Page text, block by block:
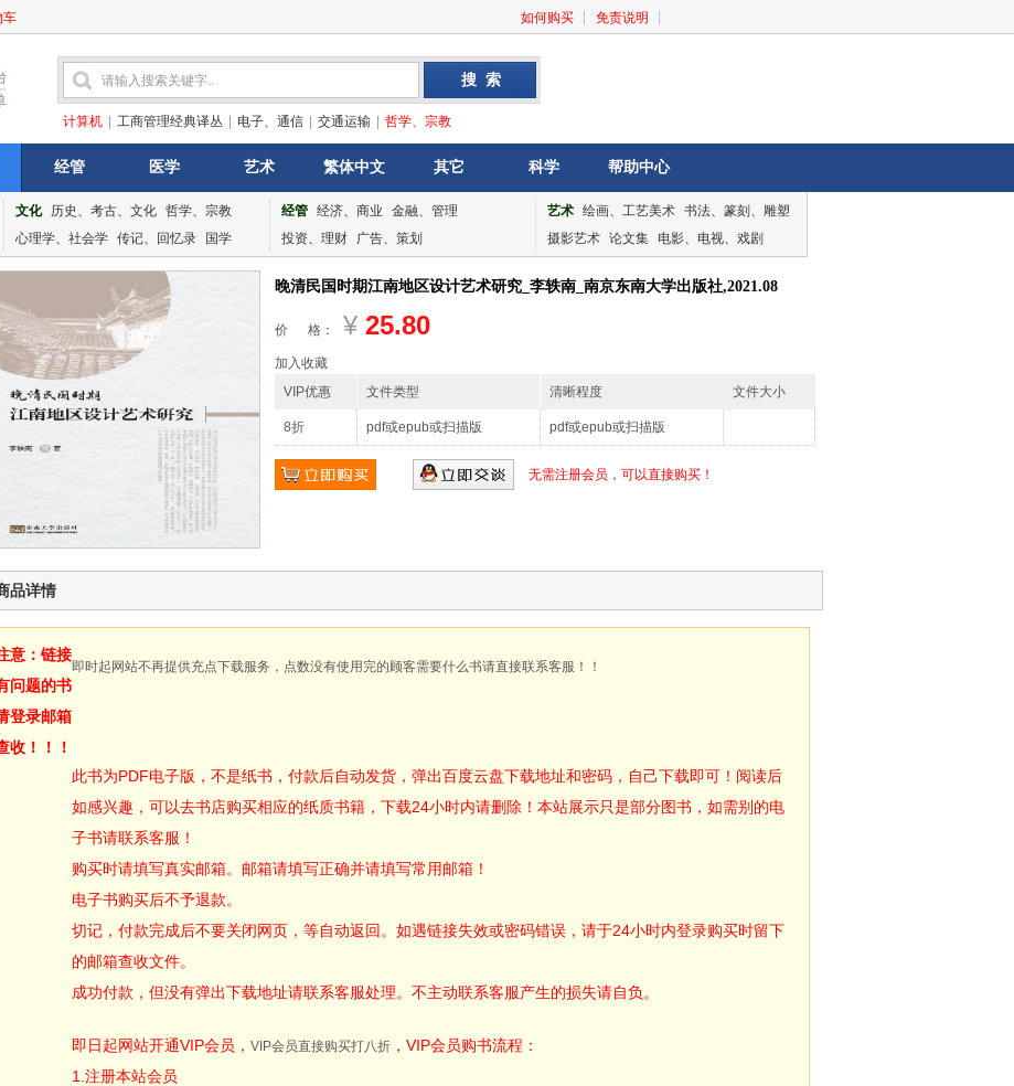
车 如何购买 免责说明
计算机 工商管理经典译丛 电子、通信 交通运输 哲学、宗教
经管 医学 艺术 繁体中文 其它 科学 帮助中心
文化 历史、考古、文化 哲学、宗教
心理学、社会学 传记、回忆录 国学
经管 经济、商业
金融、管理
投资、理财
广告、策划
艺术 绘画、工艺美术 书法、篆刻、雕塑
摄影艺术 论文集
电影、电视、戏剧
晚清民国时期江南地区设计艺术研究_李轶南_南京东南大学出版社,2021.08
价 格： ¥ 25.80
加入收藏
VIP优惠
文件类型 清晰程度 文件大小
8折 pdf或epub或扫描版 pdf或epub或扫描版
无需注册会员，可以直接购买！
品详情
意：链接
问题的书
登录邮箱
收！！！
即时起网站不再提供充点下载服务，点数没有使用完的顾客需要什么书请直接联系客服！！
此书为PDF电子版，不是纸书，付款后自动发货，弹出百度云盘下载地址和密码，自己下载即可！阅读后
如感兴趣，可以去书店购买相应的纸质书籍，下载24小时内请删除！本站展示只是部分图书，如需别的电
子书请联系客服！
购买时请填写真实邮箱。邮箱请填写正确并请填写常用邮箱！
电子书购买后不予退款。
切记，付款完成后不要关闭网页，等自动返回。如遇链接失效或密码错误，请于24小时内登录购买时留下
的邮箱查收文件。
成功付款，但没有弹出下载地址请联系客服处理。不主动联系客服产生的损失请自负。
即日起网站开通VIP会员， VIP会员直接购买打八折 ，VIP会员购书流程：
1.注册本站会员